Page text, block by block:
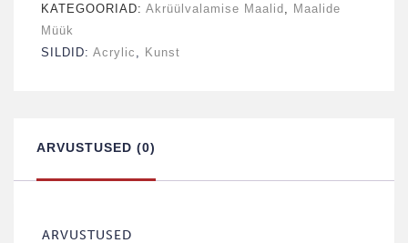
#11
KATEGOORIAD: Akrüül­valamise Maalid
Maalide
Müük
SILDID: Acrylic Kunst
ARVUSTUSED (0)
ARVUSTUSED